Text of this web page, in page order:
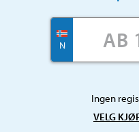
N
Ingen
VELG